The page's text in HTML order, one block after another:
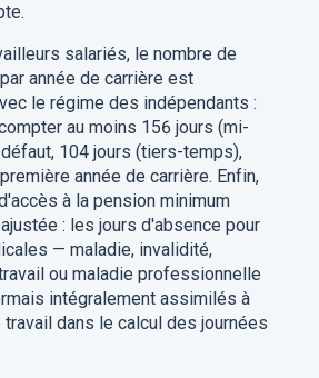
salariés, le nombre de
année de carrière est
le régime des indépendants :
au moins 156 jours (mi-
104 jours (tiers-temps),
année de carrière. Enfin,
à la pension minimum
: les jours d'absence pour
— maladie, invalidité,
ou maladie professionnelle
intégralement assimilés à
dans le calcul des journées